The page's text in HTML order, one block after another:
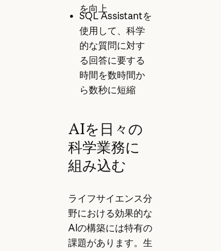
を向上
SQL Assistantを
使用して、科学
的な質問に対す
る回答に要する
時間を数時間か
ら数秒に短縮
AIを日々の
科学業務に
組み込む
ライフサイエンス分
野における効果的な
AIの構築には特有の
課題があります。生